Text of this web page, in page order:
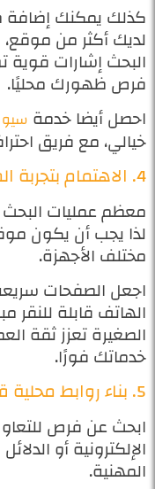
كذلك يمكنك
لديك أكثر من
البحث إشارات قوية
فرص ظهورك محليًا.
احصل أيضا خدمة سيو
خيالي، مع فريق
4. الاهتمام بتجربة المستخدم
معظم عمليات البحث
لذا يجب أن يكون
مختلف الأجهزة.
اجعل الصفحات
الهاتف قابلة للنقر
الصغيرة تعزز ثقة
خدماتك فورًا.
5. بناء روابط محلية قوية (Local Backlinks)
ابحث عن فرص
الإلكترونية أو
المهنية.